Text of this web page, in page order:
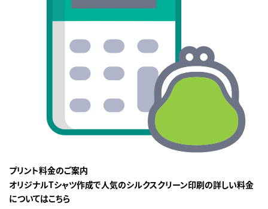
プリント料金のご案内
オリジナルTシャツ作成で人気のシルクスクリーン印刷の詳しい料金
についてはこちら